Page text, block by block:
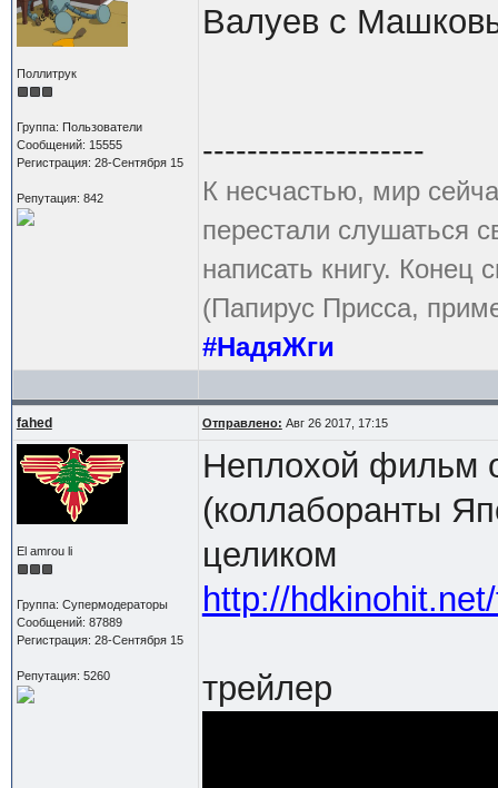
Поллитрук
Группа: Пользователи
Сообщений: 15555
Регистрация: 28-Сентября 15
Репутация: 842
Валуев с
--------------------
К несчастью, мир
перестали слушаться
написать книгу. Конец
(Папирус Присса,
#НадяЖги
fahed Отправлено: Авг 26 2017, 17:15
El amrou li
Группа: Супермодераторы
Сообщений: 87889
Регистрация: 28-Сентября 15
Репутация: 5260
Неплохой фильм
(коллаборанты
целиком
http://
трейлер